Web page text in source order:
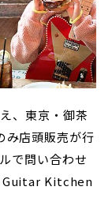
、東京・御茶
店頭販売が行
で問い合わせ
Guitar Kitchen